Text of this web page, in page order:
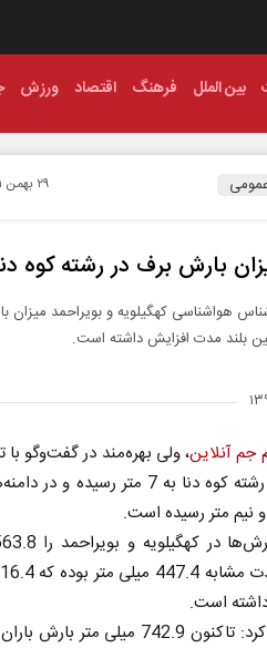
بین الملل فرهنگ اقتصاد ورزش
۲۹ بهمن ۱۴۰۱ - ۱۶:۲۵
برف در رشته کوه دنا به ۷ متر
بلند مدت افزایش داشته است.
جم آنلاین، ولی بهره‌مند در گفت‌وگو
یخچال‌ های رشته کوه دنا به 7
متر رسیده است.
است.
بهره‌مند ابراز کرد: تاکنون